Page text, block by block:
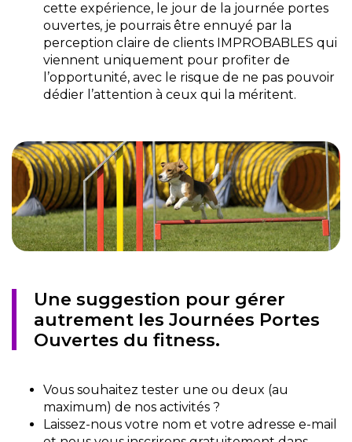
cette expérience, le jour de la journée portes
ouvertes, je pourrais être ennuyé par la
perception claire de clients IMPROBABLES qui
viennent uniquement pour profiter de
l’opportunité, avec le risque de ne pas pouvoir
dédier l’attention à ceux qui la méritent.
Une suggestion pour gérer
autrement les Journées Portes
Ouvertes du fitness.
Vous souhaitez tester une ou deux (au
maximum) de nos activités ?
Laissez-nous votre nom et votre adresse e-mail